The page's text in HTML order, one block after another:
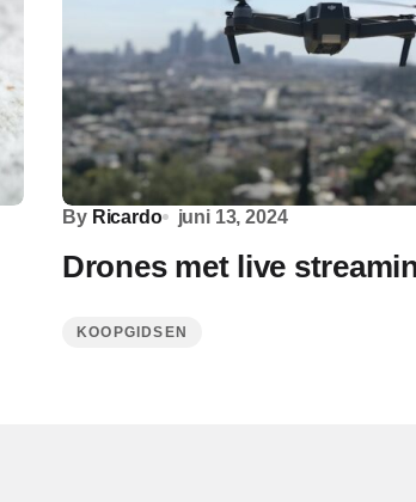
By Ricardo juni 13, 2024
Drones met live
KOOPGIDSEN